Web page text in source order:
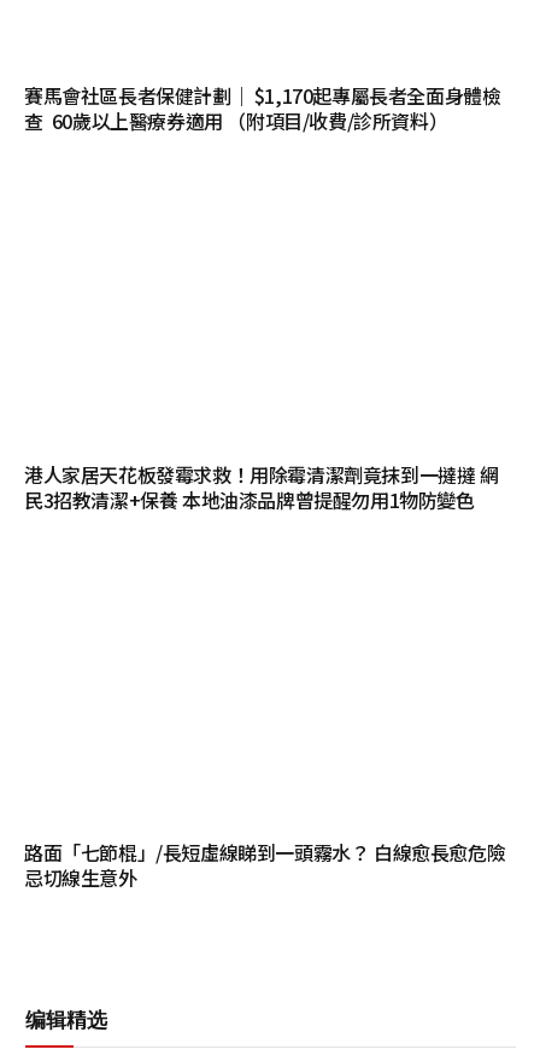
賽馬會社區長者保健計劃｜ $1,170起專屬長者全面身體檢
查 60歲以上醫療券適用 （附項目/收費/診所資料）
港人家居天花板發霉求救！用除霉清潔劑竟抹到一撻撻 網
民3招教清潔+保養 本地油漆品牌曾提醒勿用1物防變色
路面「七節棍」/長短虛線睇到一頭霧水？ 白線愈長愈危險
忌切線生意外
编辑精选